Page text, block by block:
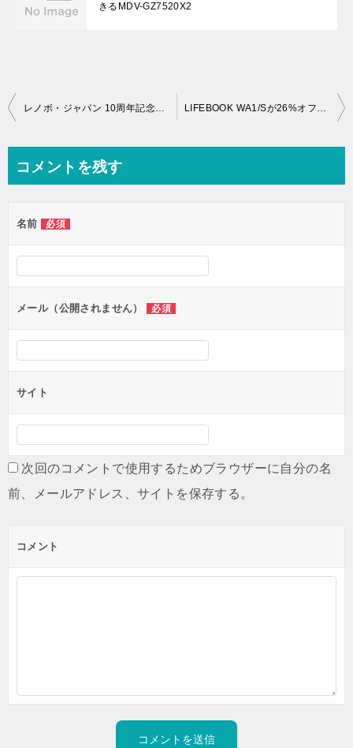
きるMDV-GZ7520X2
投
ビ
ー
シ
ン
レノボ・ジャパン 10周年記念特別クーポンでThinkPad X250が3万円引きに！ LIFEBOOK WA1/Sが26%オフで熱い！15周年大感謝祭で豪華賞品も当たるかも！
コメントを残す
名前 必須
メール（公開されません） 必須
サイト
次回のコメントで使用するためブラウザーに自分の名
前、メールアドレス、サイトを保存する。
コメント